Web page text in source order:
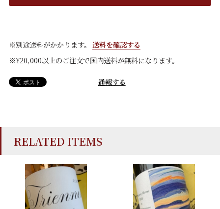
※別途送料がかかります。 送料を確認する
※¥20,000以上のご注文で国内送料が無料になります。
通報する
RELATED ITEMS